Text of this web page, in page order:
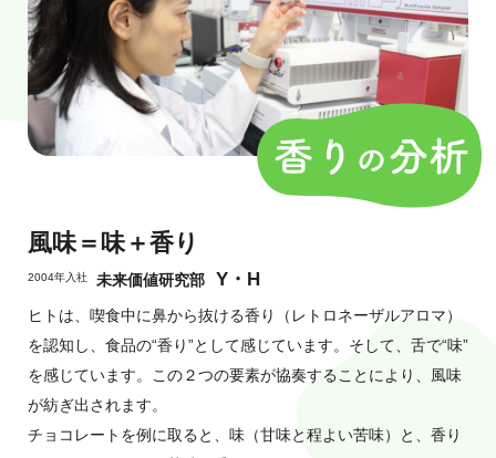
風味＝味＋香り
2004年入社 未来価値研究部 Y・H
ヒトは、喫食中に鼻から抜ける香り（レトロネーザルアロマ）
を認知し、食品の“香り”として感じています。そして、舌で“味”
を感じています。この２つの要素が協奏することにより、風味
が紡ぎ出されます。
チョコレートを例に取ると、味（甘味と程よい苦味）と、香り